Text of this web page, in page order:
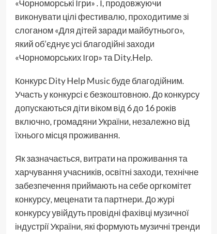
«Чорноморські Ігри» . І, продовжуючи
виконувати цілі фестивалю, проходитиме зі
слоганом «Для дітей заради майбутнього»,
який об’єднує усі благодійні заходи
«Чорноморських Ігор» та Dity.Help.
Конкурс Dity Help Music буде благодійним.
Участь у конкурсі є безкоштовною. До конкурсу
допускаються діти віком від 6 до 16 років
включно, громадяни України, незалежно від
їхнього місця проживання.
Як зазначається, витрати на проживання та
харчування учасників, освітні заходи, технічне
забезпечення приймають на себе оргкомітет
конкурсу, меценати та партнери. До журі
конкурсу увійдуть провідні фахівці музичної
індустрії України, які формують музичні тренди